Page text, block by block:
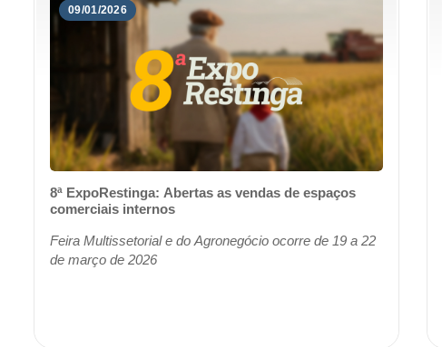
09/01/2026
8ª ExpoRestinga: Abertas as vendas de espaços
comerciais internos
Feira Multissetorial e do Agronegócio ocorre de 19 a 22
de março de 2026